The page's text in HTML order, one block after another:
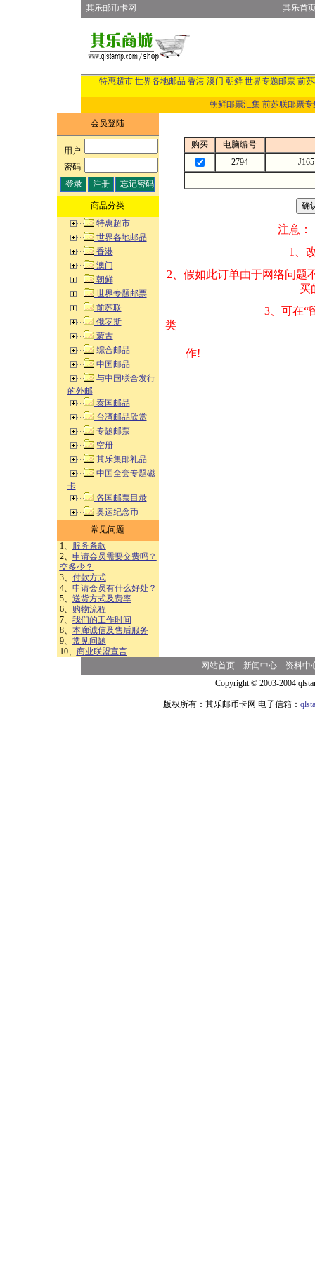
其乐邮币卡网 其乐首
特惠超市 世界各地邮品 香港 澳门 朝鲜 世界专题邮票 前
朝鲜邮票汇集 前苏联邮票专
会员登陆
用户:
密码:
商品分类
特惠超市
世界各地邮品
香港
澳门
朝鲜
世界专题邮票
前苏联
俄罗斯
蒙古
综合邮品
中国邮品
与中国联合发行
的外邮
泰国邮品
台湾邮品欣赏
专题邮票
空册
其乐集邮礼品
中国全套专题磁
卡
各国邮票目录
奥运纪念币
常见问题
1、
服务条款
2、 申请会员需要交费吗？
交多少？
3、 付款方式
4、 申请会员有什么好处？
5、 送货方式及费率
6、
购物流程
7、 我们的工作时间
8、 本廊诚信及售后服务
9、 常见问题
10、 商业联盟宣言
购买
电脑编号
2794
注意：
1、改变商品数量
2、假如此订单由
买的邮品的“
3、可在“
类 方式告之
作!
网站首页 新闻中心
资料中
Copyright © 2003-2004
版权所有：其乐邮币卡网 电子信箱：